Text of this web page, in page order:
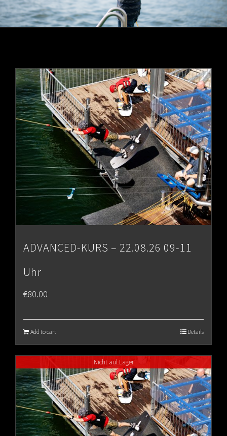
ADVANCED-KURS – 22.08.26 09-11
Uhr
€80.00
Add to cart Details
Nicht auf Lager